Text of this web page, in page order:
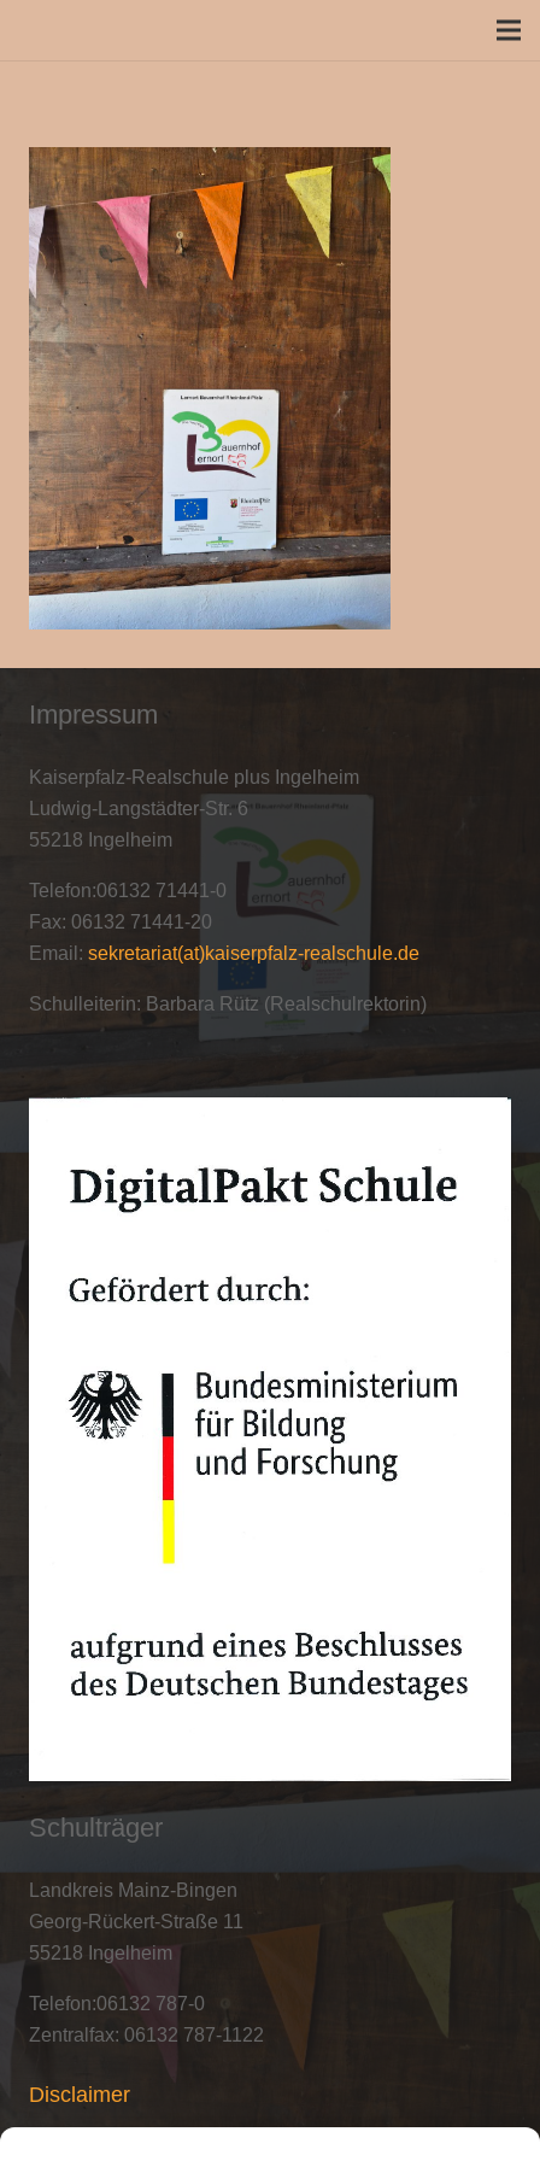
Impressum
Kaiserpfalz-Realschule plus Ingelheim
Ludwig-Langstädter-Str. 6
55218 Ingelheim
Telefon:06132 71441-0
Fax: 06132 71441-20
Email: sekretariat(at)kaiserpfalz-realschule.de
Schulleiterin: Barbara Rütz (Realschulrektorin)
Schulträger
Landkreis Mainz-Bingen
Georg-Rückert-Straße 11
55218 Ingelheim
Telefon:06132 787-0
Zentralfax: 06132 787-1122
Disclaimer